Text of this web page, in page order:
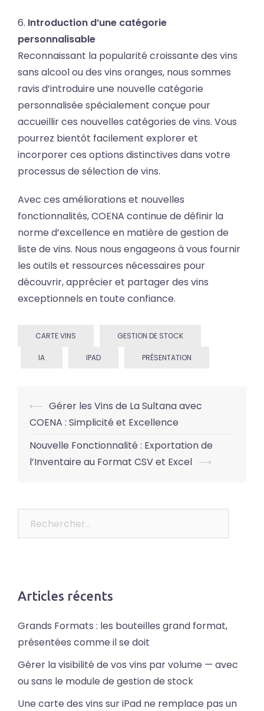
6. Introduction d’une catégorie
personnalisable
Reconnaissant la popularité croissante des vins
sans alcool ou des vins oranges, nous sommes
ravis d’introduire une nouvelle catégorie
personnalisée spécialement conçue pour
accueillir ces nouvelles catégories de vins. Vous
pourrez bientôt facilement explorer et
incorporer ces options distinctives dans votre
processus de sélection de vins.
Avec ces améliorations et nouvelles
fonctionnalités, COENA continue de définir la
norme d’excellence en matière de gestion de
liste de vins. Nous nous engageons à vous fournir
les outils et ressources nécessaires pour
découvrir, apprécier et partager des vins
exceptionnels en toute confiance.
CARTE VINS GESTION DE STOCK
IA IPAD PRÉSENTATION
Post
navigation
⟵ Gérer les Vins de La Sultana avec
COENA : Simplicité et Excellence
Nouvelle Fonctionnalité : Exportation de
l’Inventaire au Format CSV et Excel ⟶
Articles récents
Grands Formats : les bouteilles grand format,
présentées comme il se doit
Gérer la visibilité de vos vins par volume — avec
ou sans le module de gestion de stock
Une carte des vins sur iPad ne remplace pas un